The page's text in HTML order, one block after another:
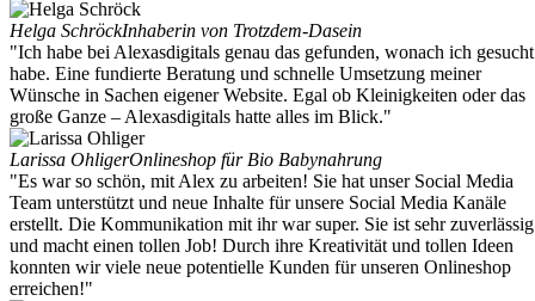
Helga SchröckInhaberin von Trotzdem-Dasein
"Ich habe bei Alexasdigitals genau das gefunden, wonach ich gesucht
habe. Eine fundierte Beratung und schnelle Umsetzung meiner
Wünsche in Sachen eigener Website. Egal ob Kleinigkeiten oder das
große Ganze – Alexasdigitals hatte alles im Blick."
Larissa OhligerOnlineshop für Bio Babynahrung
"Es war so schön, mit Alex zu arbeiten! Sie hat unser Social Media
Team unterstützt und neue Inhalte für unsere Social Media Kanäle
erstellt. Die Kommunikation mit ihr war super. Sie ist sehr zuverlässig
und macht einen tollen Job! Durch ihre Kreativität und tollen Ideen
konnten wir viele neue potentielle Kunden für unseren Onlineshop
erreichen!"